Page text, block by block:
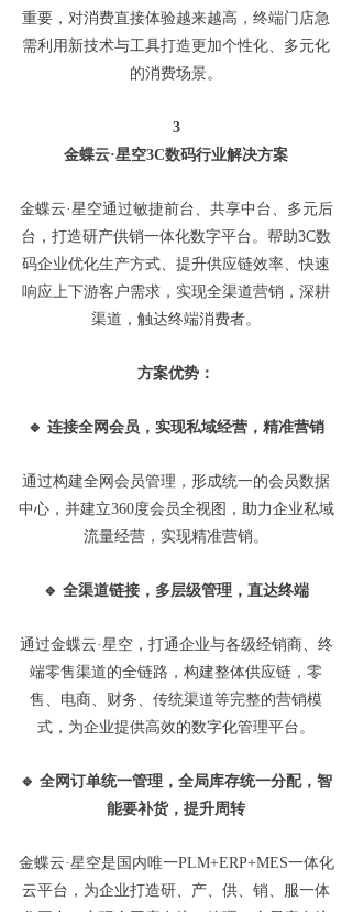
重要，对消费直接体验越来越高，终端门店急
需利用新技术与工具打造更加个性化、多元化
的消费场景。
3
金蝶云·星空3C数码行业解决方案
金蝶云·星空通过敏捷前台、共享中台、多元后
台，打造研产供销一体化数字平台。帮助3C数
码企业优化生产方式、提升供应链效率、快速
响应上下游客户需求，实现全渠道营销，深耕
渠道，触达终端消费者。
方案优势：
🔹 连接全网会员，实现私域经营，精准营销
通过构建全网会员管理，形成统一的会员数据
中心，并建立360度会员全视图，助力企业私域
流量经营，实现精准营销。
🔹 全渠道链接，多层级管理，直达终端
通过金蝶云·星空，打通企业与各级经销商、终
端零售渠道的全链路，构建整体供应链，零
售、电商、财务、传统渠道等完整的营销模
式，为企业提供高效的数字化管理平台。
🔹 全网订单统一管理，全局库存统一分配，智
能要补货，提升周转
金蝶云·星空是国内唯一PLM+ERP+MES一体化
云平台，为企业打造研、产、供、销、服一体